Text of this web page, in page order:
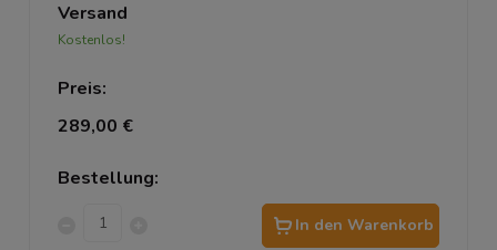
Versand
Kostenlos!
Preis:
289,00 €
Bestellung:
In den Warenkorb